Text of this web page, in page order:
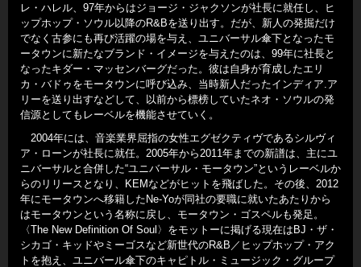
レ・ハレル、97年からはジョージ・ジャクソンが社長に就任し、ヒ
ップホップ・ソウル以降のR&Bを送り出す。だが、新人の発掘だけ
でなく古参にも再び活躍の場を与え、ユニバーサル傘下となったモ
ータウンに新たなブランド・イメージを与えたのは、99年に社長と
なったキダー・マッセンバーグだった。彼は自身が育成したエリ
カ・バドゥをモータウンに呼び込み、当時新人だったインディア.ア
リーを送り出すなどして、以前から標榜していたネオ・ソウルの発
信源としてもレーベルを機能させていく。
2004年には、音楽業界屈指の女性エグゼクティヴであるシルヴィ
ア・ローンが社長に就任。2005年から2011年までの新譜は、主にユ
ニバーサルと合併した“ユニバーサル・モータウン”というレーベルか
らのリリースとなり、KEMなどがヒットを飛ばした。その後、2012
年にモータウンへ移籍したNe-Yoが同社の要職に就いたあたりから
はモータウンという名称に戻し、モータウン・ゴスペルも発足。
〈The New Definition Of Soul〉をモットーに掲げる現在はBJ・ザ・
シカゴ・キッドやミーゴスなど新世代のR&B／ヒップホップ・アク
トを抱え、ユニバール傘下のキャピトル・ミュージック・グループ